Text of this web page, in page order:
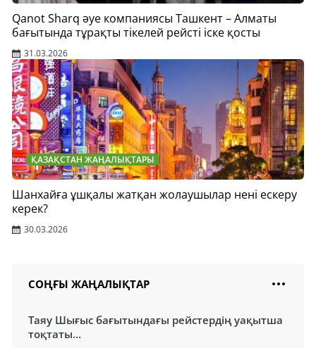
Qanot Sharq әуе компаниясы Ташкент – Алматы
бағытында тұрақты тікелей рейсті іске қосты
31.03.2026
ҚАЗАҚСТАН ЖАҢАЛЫҚТАРЫ
Шанхайға ұшқалы жатқан жолаушылар нені ескеру
керек?
30.03.2026
СОҢҒЫ ЖАҢАЛЫҚТАР
Таяу Шығыс бағытындағы рейстердің уақытша
тоқтаты...